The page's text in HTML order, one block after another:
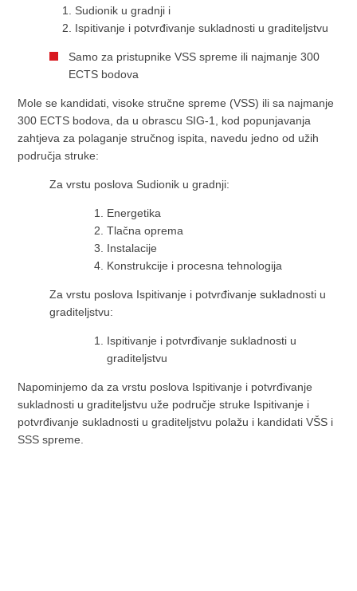
Sudionik u gradnji i
Ispitivanje i potvrđivanje sukladnosti u graditeljstvu
Samo za pristupnike VSS spreme ili najmanje 300
ECTS bodova
Mole se kandidati, visoke stručne spreme (VSS) ili sa najmanje
300 ECTS bodova, da u obrascu SIG-1, kod popunjavanja
zahtjeva za polaganje stručnog ispita, navedu jedno od užih
područja struke:
Za vrstu poslova Sudionik u gradnji:
Energetika
Tlačna oprema
Instalacije
Konstrukcije i procesna tehnologija
Za vrstu poslova Ispitivanje i potvrđivanje sukladnosti u
graditeljstvu:
Ispitivanje i potvrđivanje sukladnosti u
graditeljstvu
Napominjemo da za vrstu poslova Ispitivanje i potvrđivanje
sukladnosti u graditeljstvu uže područje struke Ispitivanje i
potvrđivanje sukladnosti u graditeljstvu polažu i kandidati VŠS i
SSS spreme.